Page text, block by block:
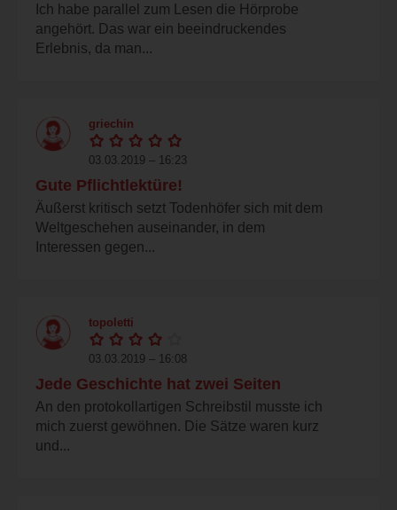
Ich habe parallel zum Lesen die Hörprobe
angehört. Das war ein beeindruckendes
Erlebnis, da man...
griechin
03.03.2019 – 16:23
Gute Pflichtlektüre!
Äußerst kritisch setzt Todenhöfer sich mit dem
Weltgeschehen auseinander, in dem
Interessen gegen...
topoletti
03.03.2019 – 16:08
Jede Geschichte hat zwei Seiten
An den protokollartigen Schreibstil musste ich
mich zuerst gewöhnen. Die Sätze waren kurz
und...